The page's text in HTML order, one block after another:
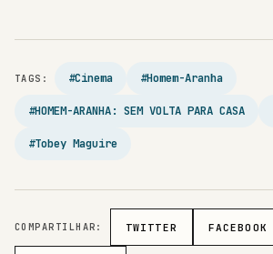
TAGS: #Cinema #Homem-Aranha
#HOMEM-ARANHA: SEM VOLTA PARA CASA
#Tobey Maguire
COMPARTILHAR: TWITTER FACEBOOK